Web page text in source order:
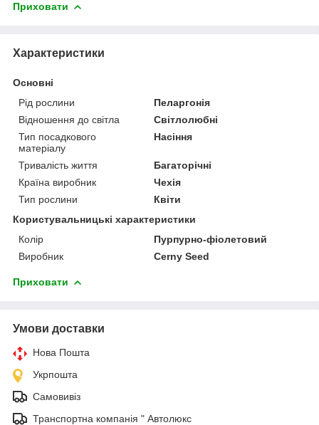
Приховати
Характеристики
Основні
Рід рослини
Пеларгонія
Відношення до світла
Світлолюбні
Тип посадкового
матеріалу
Насіння
Тривалість життя
Багаторічні
Країна виробник
Чехія
Тип рослини
Квіти
Користувальницькі характеристики
Колір
Пурпурно-фіолетовий
Виробник
Cerny Seed
Приховати
Умови доставки
Нова Пошта
Укрпошта
Самовивіз
Транспортна компанія " Автолюкс